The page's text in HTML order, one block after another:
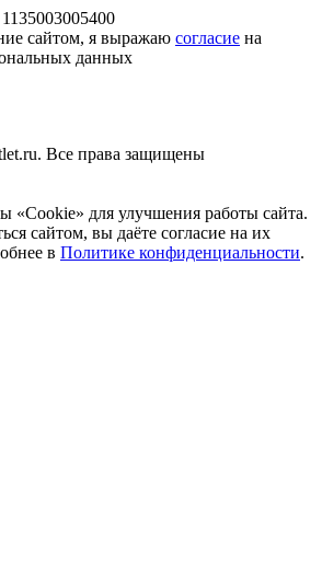
сайтом, я выражаю согласие на
данных
Все права защищены
«Cookie» для улучшения работы сайта.
сайтом, вы даёте согласие на их
в Политике конфиденциальности.